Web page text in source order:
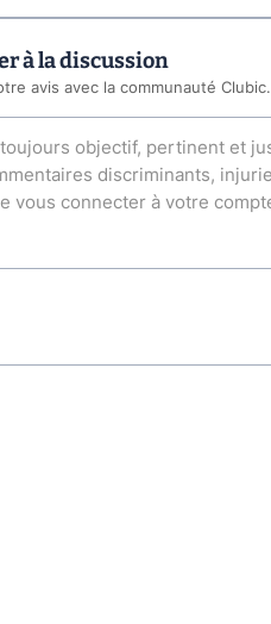
à la discussion
avis avec la communauté Clubic.